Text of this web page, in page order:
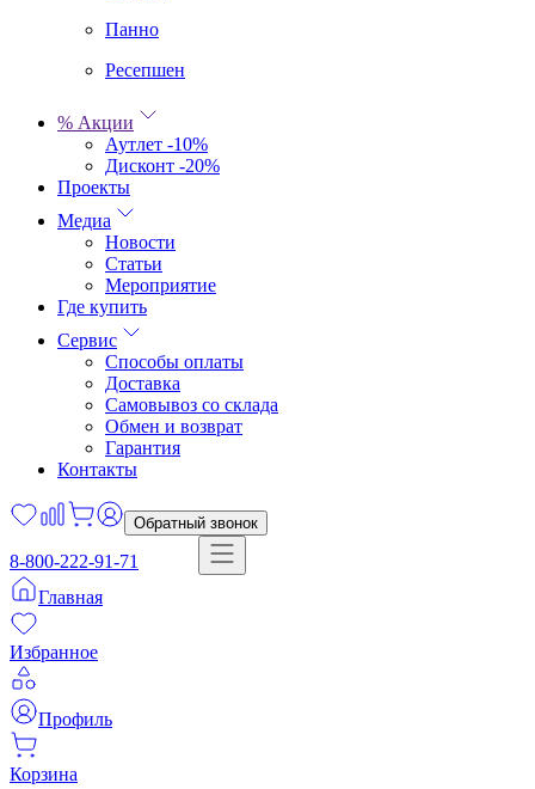
Панно
Ресепшен
% Акции
Аутлет -10%
Дисконт -20%
Проекты
Медиа
Новости
Статьи
Мероприятие
Где купить
Сервис
Способы оплаты
Доставка
Самовывоз со склада
Обмен и возврат
Гарантия
Контакты
Обратный звонок
8-800-222-91-71
Главная
Избранное
Профиль
Корзина